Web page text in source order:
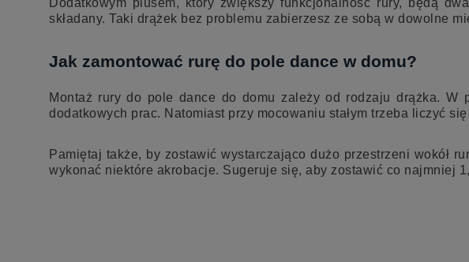
Dodatkowym plusem, który zwiększy funkcjonalność rury, będą
składany. Taki drążek bez problemu zabierzesz ze sobą w dowolne
Jak zamontować rurę do pole dance w domu?
Montaż rury do pole dance do domu zależy od rodzaju drążka. W
dodatkowych prac. Natomiast przy mocowaniu stałym trzeba liczyć
Pamiętaj także, by zostawić wystarczająco dużo przestrzeni wokół
wykonać niektóre akrobacje. Sugeruje się, aby zostawić co najmniej